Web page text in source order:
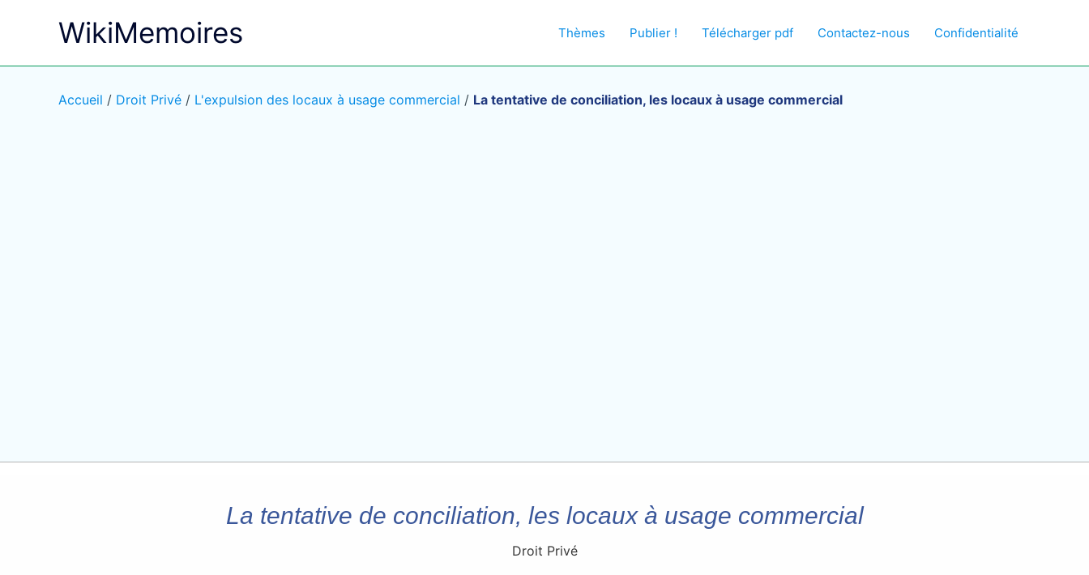
WikiMemoires Thèmes Publier ! Télécharger pdf Contactez-nous Confidentialité
Accueil / Droit Privé / L'expulsion des locaux à usage commercial / La tentative de conciliation, les locaux à usage commercial
La tentative de conciliation, les locaux à usage commercial
Droit Privé